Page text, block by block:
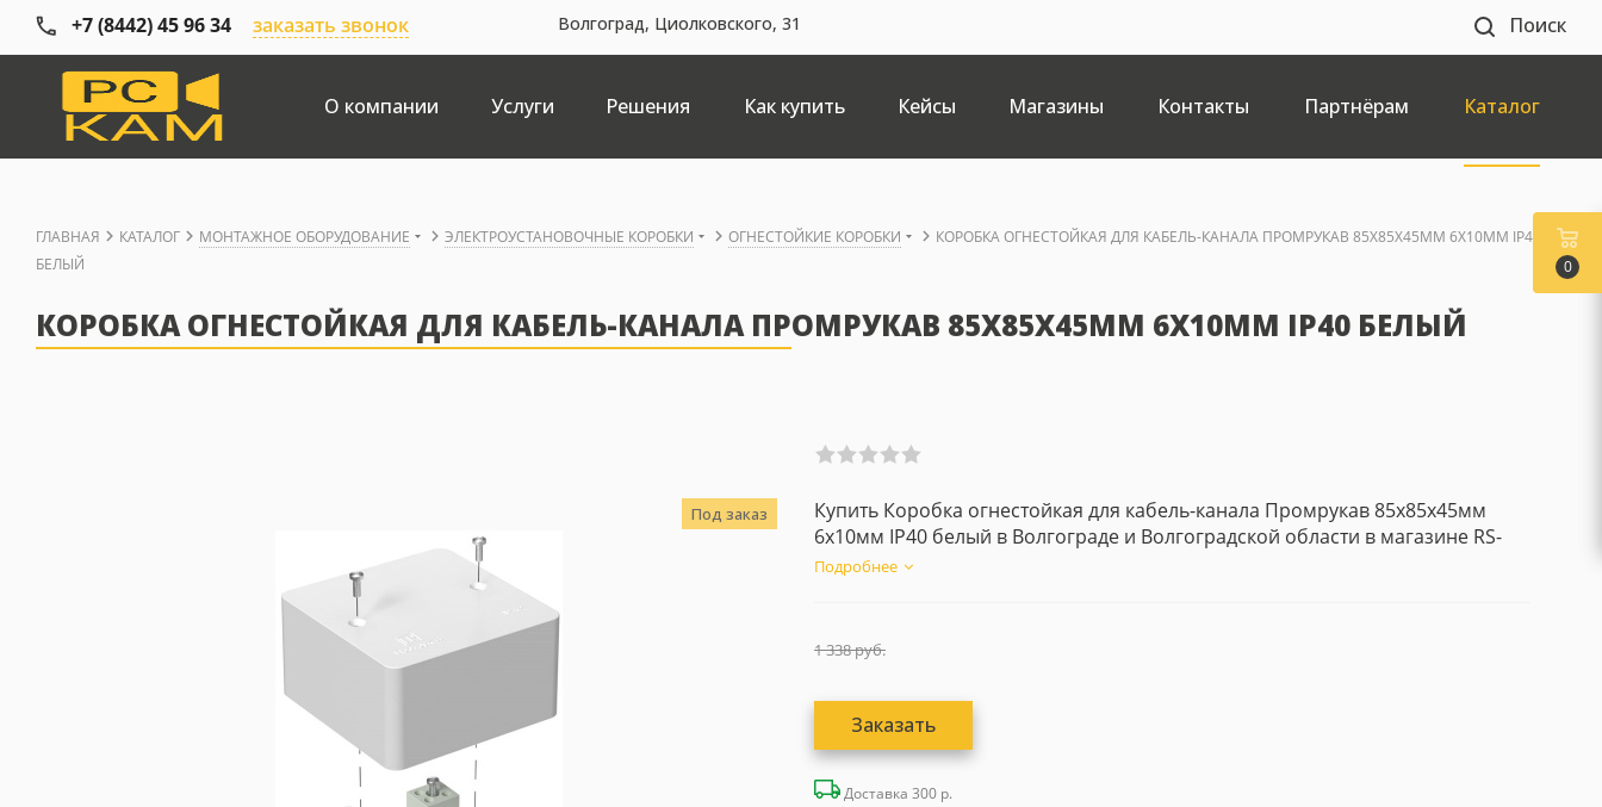
+7 (8442) 45 96 34 заказать звонок Волгоград, Циолковского, 31 Поиск
О компании Услуги Решения Как купить Кейсы Магазины Контакты Партнёрам Каталог
ГЛАВНАЯ КАТАЛОГ МОНТАЖНОЕ ОБОРУДОВАНИЕ ЭЛЕКТРОУСТАНОВОЧНЫЕ КОРОБКИ ОГНЕСТОЙКИЕ КОРОБКИ
КОРОБКА ОГНЕСТОЙКАЯ ДЛЯ КАБЕЛЬ-КАНАЛА ПРОМРУКАВ 85X85X45ММ 6X10ММ IP40
БЕЛЫЙ
КОРОБКА ОГНЕСТОЙКАЯ ДЛЯ КАБЕЛЬ-КАНАЛА ПРОМРУКАВ 85X85X45ММ 6X10ММ IP40 БЕЛЫЙ
Под заказ
Купить Коробка огнестойкая для кабель-канала Промрукав 85x85x45мм
6x10мм IP40 белый в Волгограде и Волгоградской области в магазине RS-
CAM...
Подробнее
1 338руб.
Заказать
Доставка 300 р.
0